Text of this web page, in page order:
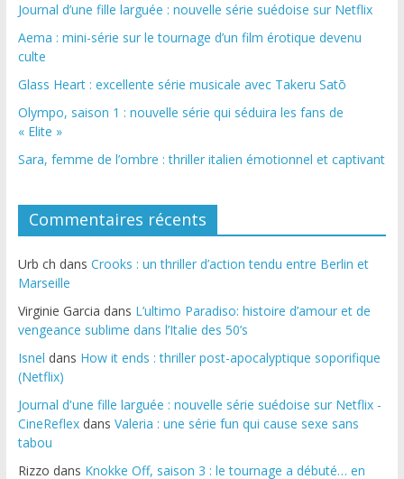
Journal d’une fille larguée : nouvelle série suédoise sur Netflix
Aema : mini-série sur le tournage d’un film érotique devenu
culte
Glass Heart : excellente série musicale avec Takeru Satō
Olympo, saison 1 : nouvelle série qui séduira les fans de
« Elite »
Sara, femme de l’ombre : thriller italien émotionnel et captivant
Commentaires récents
Urb ch dans Crooks : un thriller d’action tendu entre Berlin et
Marseille
Virginie Garcia dans L’ultimo Paradiso: histoire d’amour et de
vengeance sublime dans l’Italie des 50’s
Isnel dans How it ends : thriller post-apocalyptique soporifique
(Netflix)
Journal d'une fille larguée : nouvelle série suédoise sur Netflix -
CineReflexdans Valeria : une série fun qui cause sexe sans
tabou
Rizzo dans Knokke Off, saison 3 : le tournage a débuté… en